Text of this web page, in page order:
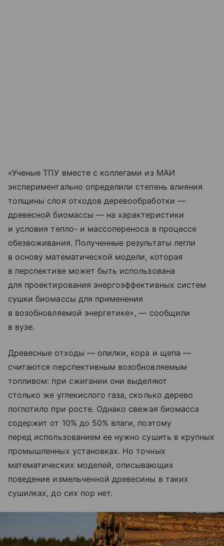
«Ученые ТПУ вместе с коллегами из МАИ
экспериментально определили степень влияния
толщины слоя отходов деревообработки —
древесной биомассы — на характеристики
и условия тепло- и массопереноса в процессе
обезвоживания. Полученные результаты легли
в основу математической модели, которая
в перспективе может быть использована
для проектирования энергоэффективных систем
сушки биомассы для применения
в возобновляемой энергетике», — сообщили
в вузе.
Древесные отходы — опилки, кора и щепа —
считаются перспективным возобновляемым
топливом: при сжигании они выделяют
столько же углекислого газа, сколько дерево
поглотило при росте. Однако свежая биомасса
содержит от 10% до 50% влаги, поэтому
перед использованием ее нужно сушить в крупных
промышленных установках. Но точных
математических моделей, описывающих
поведение измельченной древесины в таких
сушилках, до сих пор нет.